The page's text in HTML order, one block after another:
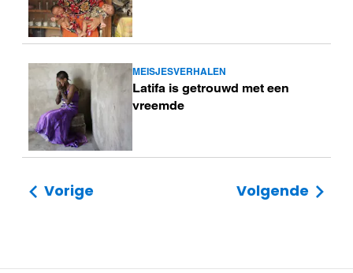
MEISJESVERHALEN
Latifa is getrouwd met een
vreemde
Lees
meer
Vorige Volgende